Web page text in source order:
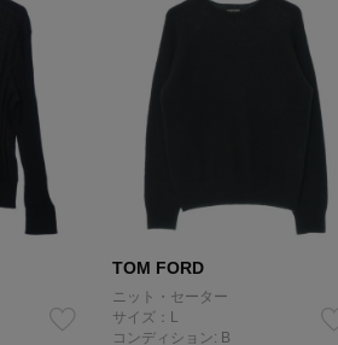
TOM FORD
ニット・セーター
サイズ：L
コンディション: B